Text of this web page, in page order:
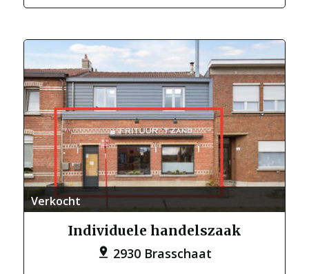
Verkocht
Individuele handelszaak
2930 Brasschaat